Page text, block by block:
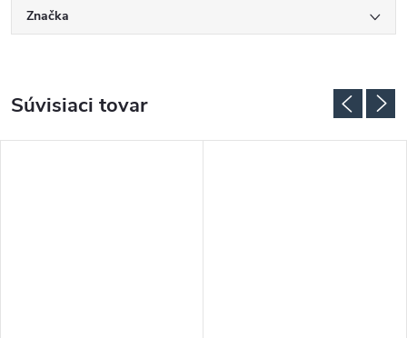
Značka
Súvisiaci tovar